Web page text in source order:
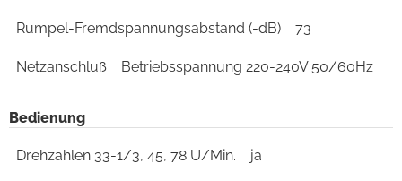
Rumpel-Fremdspannungsabstand (-dB) 73
Netzanschluß Betriebsspannung 220-240V 50/60Hz
Bedienung
Drehzahlen 33-1/3, 45, 78 U/Min. ja